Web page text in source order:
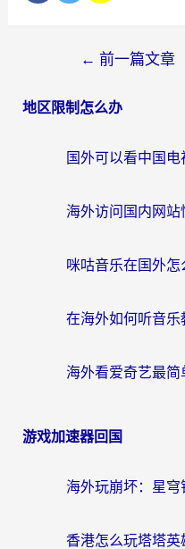
← 前一篇文章
地区限制怎么办
游戏加速器回国